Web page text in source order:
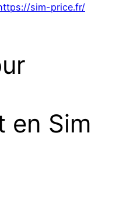
sim-price.fr/
en Sim